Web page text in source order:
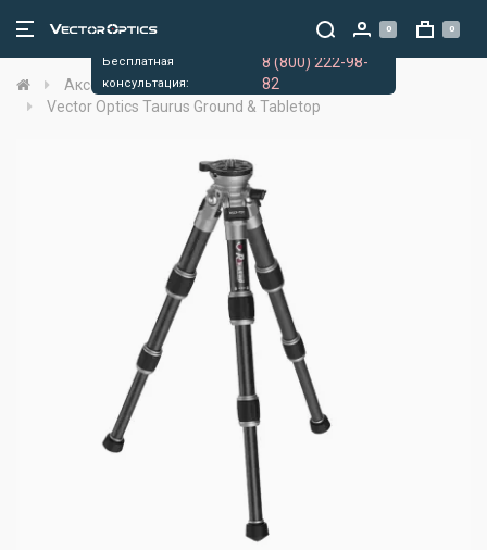
0 0
Аксессуары
Сошки
Vector Optics Taurus Ground & Tabletop
Бесплатная
консультация:
8 (800) 222-98-
82